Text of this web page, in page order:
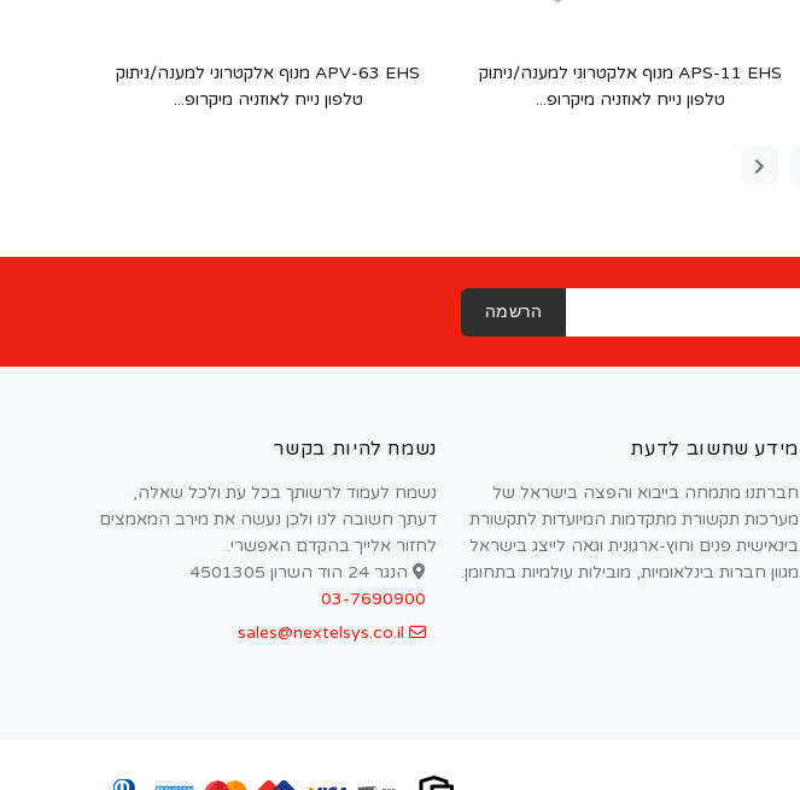
APS-11 EHS מנוף אלקטרוני למענה/ניתוק
טלפון נייח לאוזניה מיקרופ...
APV-63 EHS מנוף אלקטרוני למענה/ניתוק
טלפון נייח לאוזניה מיקרופ...
הרשמה
מידע שחשוב לדעת
חברתנו מתמחה בייבוא והפצה בישראל של
מערכות תקשורת מתקדמות המיועדות לתקשורת
בינאישית פנים וחוץ-ארגונית וגאה לייצג בישראל
מגוון חברות בינלאומיות, מובילות עולמיות בתחומן.
נשמח להיות בקשר
נשמח לעמוד לרשותך בכל עת ולכל שאלה,
דעתך חשובה לנו ולכן נעשה את מירב המאמצים
לחזור אלייך בהקדם האפשרי.
הנגר 24 הוד השרון 4501305
03-7690900